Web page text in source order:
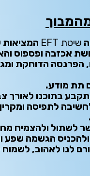
שיטת EFT
המציאות
אכזבה ופספוס
הפרנסה הדוחקת
תת מודע.
בתוכנו לאורך
לתפיסה
לשתול ולהצמיח
הגשמה שפע
לנו לאהוב,